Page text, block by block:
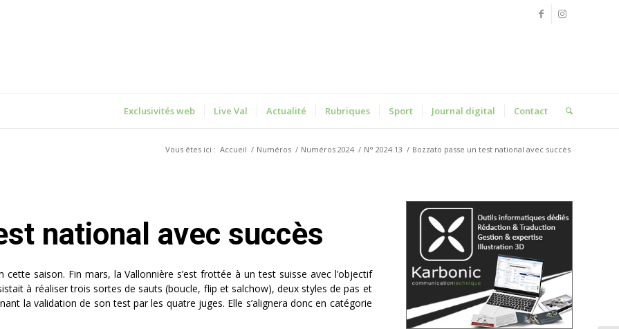
Exclusivités web Live Val Actualité Rubriques Sport Journal digital Contact
Vous êtes ici : Accueil / Numéros / Numéros 2024 / N° 2024.13 / Bozzato passe un test national avec succès
national avec succès
saison. Fin mars, la Vallonnière s’est frottée à un test suisse avec l’objectif
à réaliser trois sortes de sauts (boucle, flip et salchow), deux styles de pas et
la validation de son test par les quatre juges. Elle s’alignera donc en catégorie